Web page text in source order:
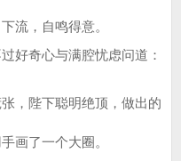
流，自鸣得意。
奇心与满腔忧虑问道：
，陛下聪明绝顶，做出的
画了一个大圈。